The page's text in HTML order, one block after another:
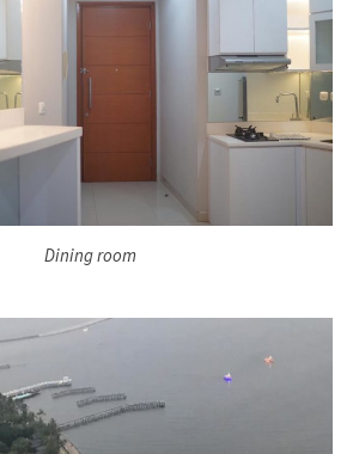
Dining room